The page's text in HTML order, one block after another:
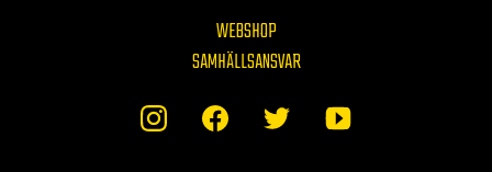
WEBSHOP
SAMHÄLLSANSVAR